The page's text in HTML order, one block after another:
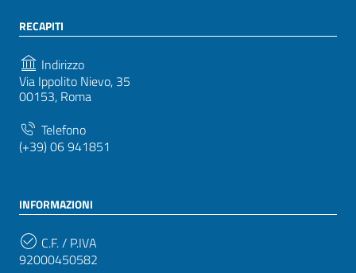
RECAPITI
Indirizzo
Via Ippolito Nievo, 35
00153, Roma
Telefono
(+39) 06 941851
INFORMAZIONI
C.F. / P.IVA
92000450582